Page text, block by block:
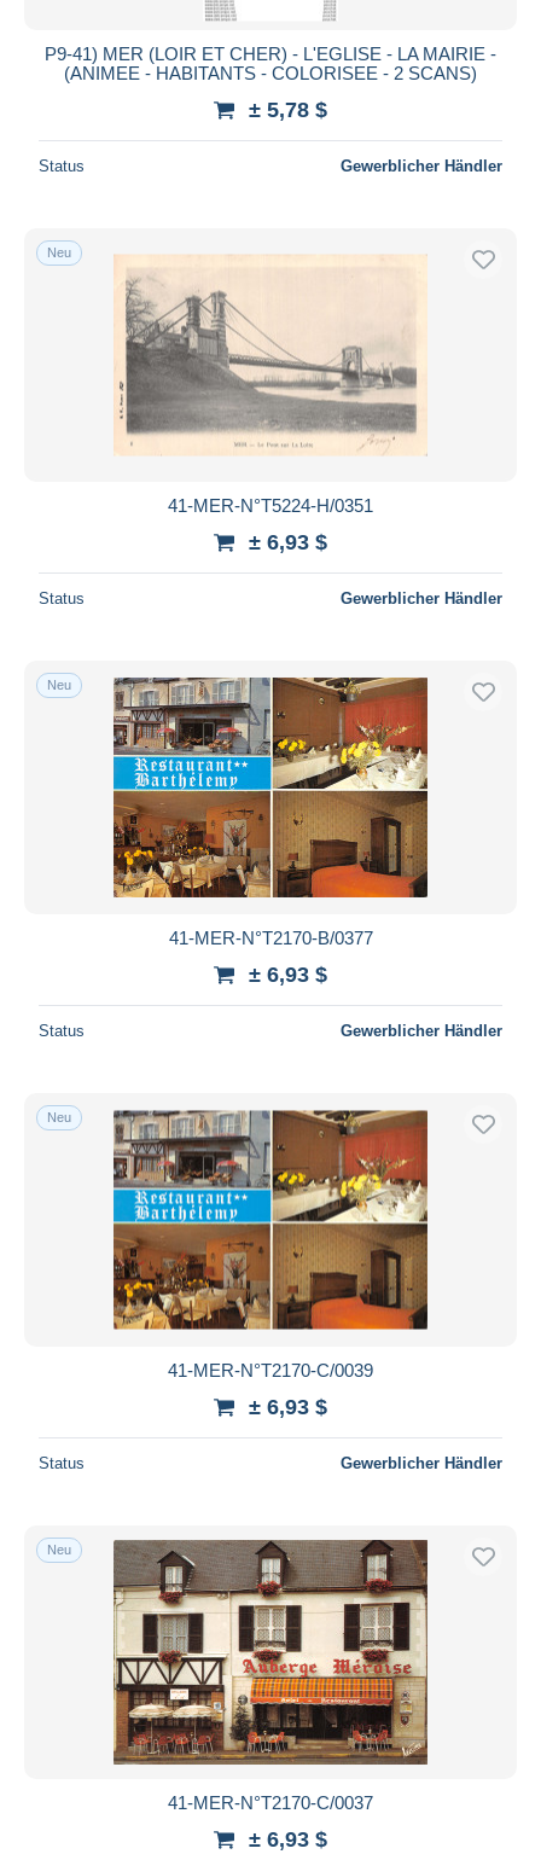
Endet in
Preis
Kostenloser Versand
Zahlungsmethoden
PayPal
Banküberweisung
Mastercard
Bancontact
Wohnsitz des Verkäufers
Übernehmen
P9-41) MER (LOIR ET CHER) - L'EGLISE - LA MAIRIE -
(ANIMEE - HABITANTS - COLORISEE - 2 SCANS)
± 5,78 $
Status Gewerblicher Händler
Neu
41-MER-N°T5224-H/0351
± 6,93 $
Status Gewerblicher Händler
Neu
41-MER-N°T2170-B/0377
± 6,93 $
Status Gewerblicher Händler
Neu
41-MER-N°T2170-C/0039
± 6,93 $
Status Gewerblicher Händler
Neu
41-MER-N°T2170-C/0037
± 6,93 $